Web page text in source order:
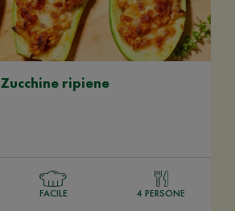
Zucchine ripiene
FACILE 4 PERSONE